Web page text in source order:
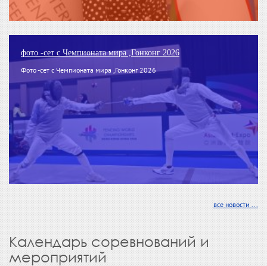
фото -сет с Чемпионата мира ,Гонконг 2026
Фото -сет с Чемпионата мира ,Гонконг 2026
все новости ...
Календарь соревнований и
мероприятий